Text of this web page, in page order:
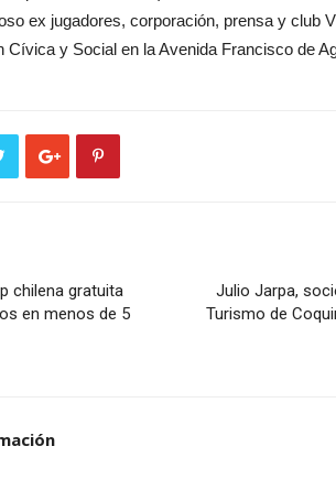
ex jugadores, corporación, prensa y club
Cívica y Social en la Avenida Francisco de
chilena gratuita
en menos de 5
Julio Jarpa,
Turismo de